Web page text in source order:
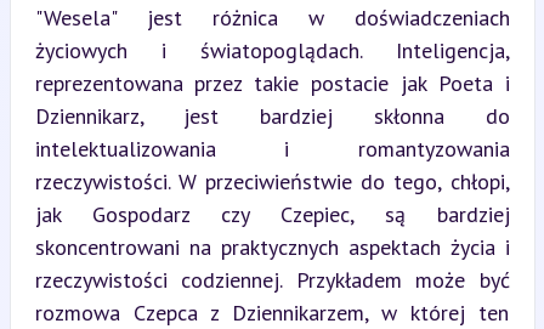
"Wesela" jest różnica w doświadczeniach
życiowych i światopoglądach. Inteligencja,
reprezentowana przez takie postacie jak Poeta i
Dziennikarz, jest bardziej skłonna do
intelektualizowania i romantyzowania
rzeczywistości. W przeciwieństwie do tego, chłopi,
jak Gospodarz czy Czepiec, są bardziej
skoncentrowani na praktycznych aspektach życia i
rzeczywistości codziennej. Przykładem może być
rozmowa Czepca z Dziennikarzem, w której ten